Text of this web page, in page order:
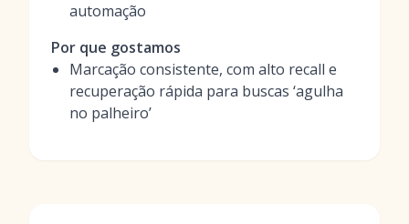
automação
Por que gostamos
Marcação consistente, com alto recall e
recuperação rápida para buscas ‘agulha
no palheiro’